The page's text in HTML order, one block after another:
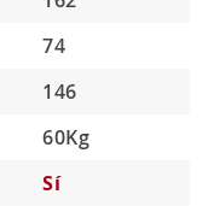
74
146
60Kg
Sí